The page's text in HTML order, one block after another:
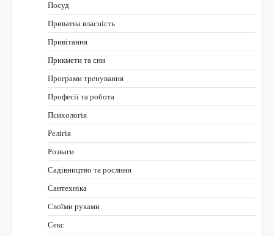
Посуд
Приватна власність
Привітання
Прикмети та сни
Програми тренування
Професії та робота
Психологія
Релігія
Розваги
Садівництво та рослини
Сантехніка
Своїми руками
Секс